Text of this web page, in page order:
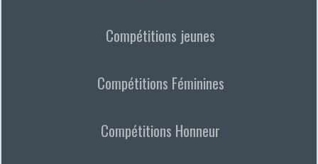
Compétitions jeunes
Compétitions Féminines
Compétitions Honneur